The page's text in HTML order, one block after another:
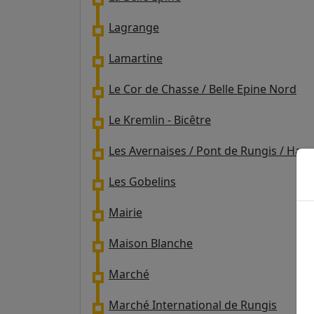
Lagrange
Lamartine
Le Cor de Chasse / Belle Epine Nord
Le Kremlin - Bicêtre
Les Avernaises / Pont de Rungis /
Les Gobelins
Mairie
Maison Blanche
Marché
Marché International de Rungis